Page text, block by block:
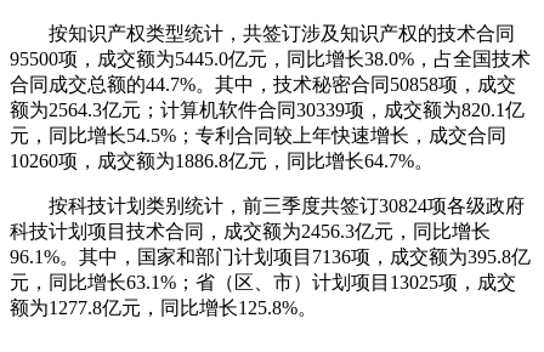
按知识产权类型统计，共签订涉及知识产权的技术合同
95500项，成交额为5445.0亿元，同比增长38.0%，占全国技术
合同成交总额的44.7%。其中，技术秘密合同50858项，成交
额为2564.3亿元；计算机软件合同30339项，成交额为820.1亿
元，同比增长54.5%；专利合同较上年快速增长，成交合同
10260项，成交额为1886.8亿元，同比增长64.7%。
按科技计划类别统计，前三季度共签订30824项各级政府
科技计划项目技术合同，成交额为2456.3亿元，同比增长
96.1%。其中，国家和部门计划项目7136项，成交额为395.8亿
元，同比增长63.1%；省（区、市）计划项目13025项，成交
额为1277.8亿元，同比增长125.8%。